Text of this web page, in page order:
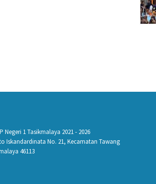
Negeri 1 Tasikmalaya 2021 - 2026
Iskandardinata No. 21, Kecamatan Tawang
46113